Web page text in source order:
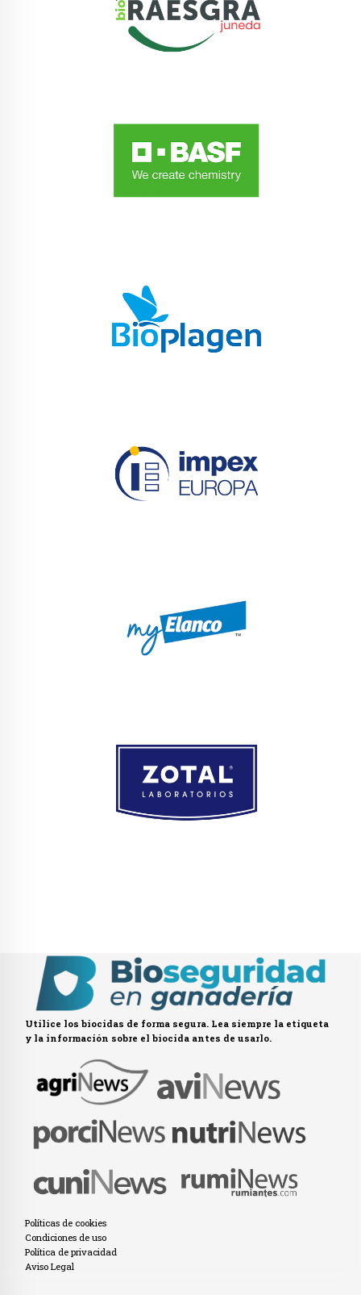
Utilice los biocidas de forma segura. Lea siempre la etiqueta
y la información sobre el biocida antes de usarlo.
Políticas de cookies
Condiciones de uso
Política de privacidad
Aviso Legal